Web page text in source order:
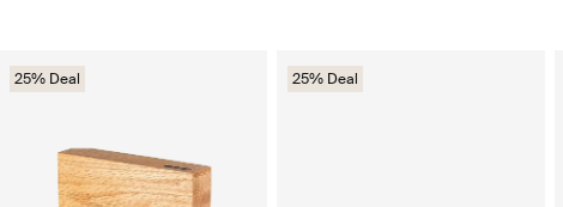
25% Deal 25% Deal